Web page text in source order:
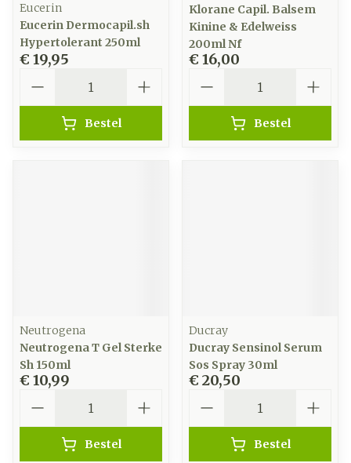
Eucerin
Eucerin Dermocapil.sh
Hypertolerant 250ml
€ 19,95
Bestel
Klorane Capil. Balsem
Kinine & Edelweiss
200ml Nf
€ 16,00
Bestel
Neutrogena
Neutrogena T Gel Sterke
Sh 150ml
€ 10,99
Bestel
Ducray
Ducray Sensinol Serum
Sos Spray 30ml
€ 20,50
Bestel